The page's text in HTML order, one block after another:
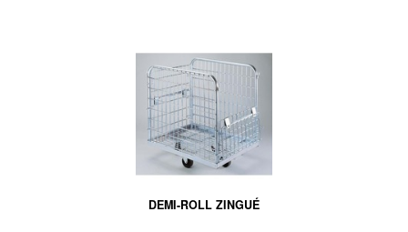
DEMI-ROLL ZINGUÉ